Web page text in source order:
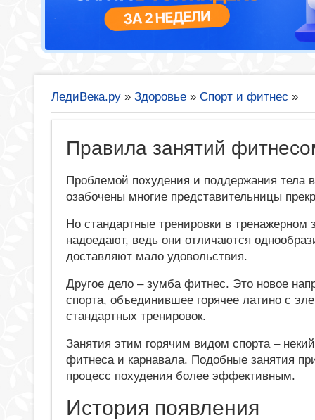
ЛедиВека.ру » Здоровье » Спорт и фитнес »
Правила занятий
Проблемой похудения и поддержания тела
озабочены многие представительницы
Но стандартные тренировки в тренажерном
надоедают, ведь они отличаются
доставляют мало удовольствия.
Другое дело – зумба фитнес. Это новое
спорта, объединившее горячее латино с
стандартных тренировок.
Занятия этим горячим видом спорта –
фитнеса и карнавала. Подобные занятия
процесс похудения более эффективным.
История появления